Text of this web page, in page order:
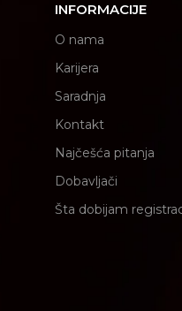
INFORMACIJE
O nama
Karijera
Saradnja
Kontakt
Najčešća pitanja
Dobavljači
Šta dobijam